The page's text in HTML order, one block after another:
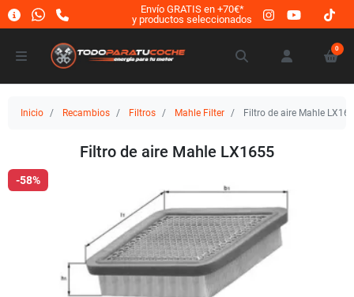
Envío GRATIS en +70€*
y productos seleccionados
0
Inicio Recambios Filtros Mahle Filter Filtro de aire Mahle
Filtro de aire Mahle LX1655
-58%